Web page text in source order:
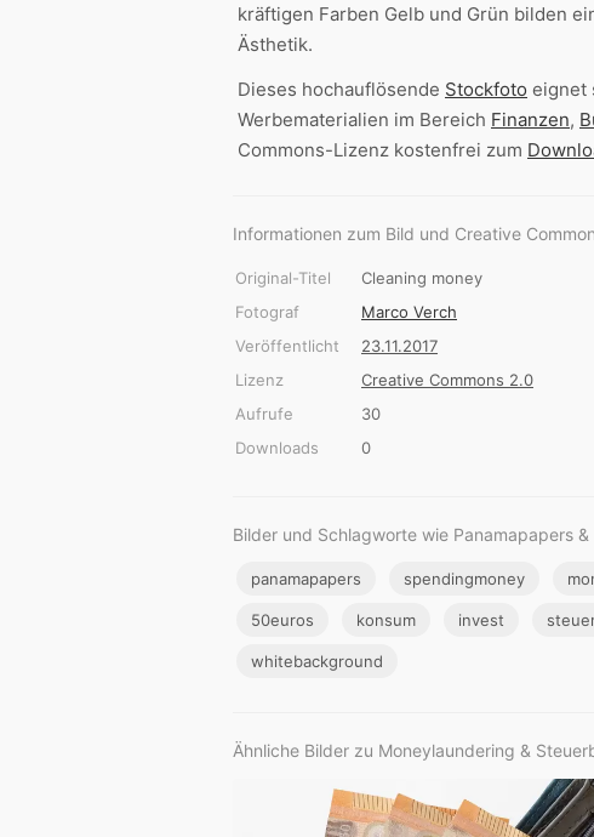
kräftigen Farben Gelb und Grün bilden
Ästhetik.
Dieses hochauflösende Stockfoto eignet
Werbematerialien im Bereich Finanzen,
Commons-Lizenz kostenfrei zum
Informationen zum Bild und Creative
Original-Titel
Cleaning money
Fotograf
Marco Verch
Veröffentlicht
23.11.2017
Lizenz
Creative Commons 2.0
Aufrufe
30
Downloads
0
Bilder und Schlagworte wie Panamapapers
panamapapers spendingmoney
50euros konsum invest
whitebackground
Ähnliche Bilder zu Moneylaundering &